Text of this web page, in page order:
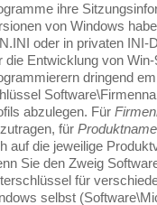
ihre
von Windows
oder in privaten INI-
die Entwicklung von
dringend
abzulegen. Für
für Produktname
auf die jeweilige
Sie den Zweig
für
selbst